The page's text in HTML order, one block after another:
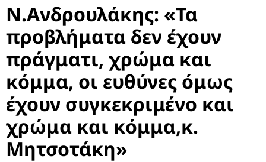
Ν.Ανδρουλάκης: «Τα
προβλήματα δεν έχουν
πράγματι, χρώμα και
κόμμα, οι ευθύνες όμως
έχουν συγκεκριμένο και
χρώμα και κόμμα,κ.
Μητσοτάκη»